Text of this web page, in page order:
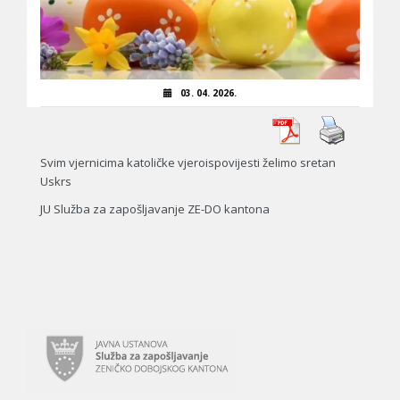
03. 04. 2026.
Svim vjernicima katoličke vjeroispovijesti želimo sretan
Uskrs
JU Služba za zapošljavanje ZE-DO kantona